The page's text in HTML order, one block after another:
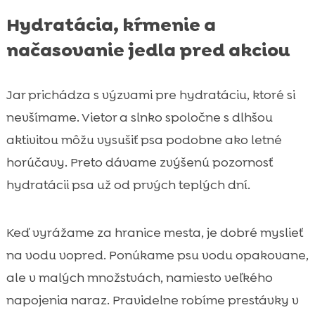
Hydratácia, kŕmenie a
načasovanie jedla pred akciou
Jar prichádza s výzvami pre hydratáciu, ktoré si
nevšímame. Vietor a slnko spoločne s dlhšou
aktivitou môžu vysušiť psa podobne ako letné
horúčavy. Preto dávame zvýšenú pozornosť
hydratácii psa už od prvých teplých dní.
Keď vyrážame za hranice mesta, je dobré myslieť
na vodu vopred. Ponúkame psu vodu opakovane,
ale v malých množstvách, namiesto veľkého
napojenia naraz. Pravidelne robíme prestávky v